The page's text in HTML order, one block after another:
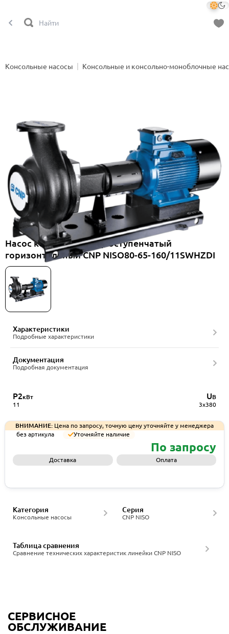
Консольные насосы Консольные и консольно-моноблочные
Насос консольный одноступенчатый
горизонтальный CNP NISO80-65-160/11SWHZDI
Характеристики
Подробные характеристики
Документация
Подробная документация
P2кВт
11
UВ
3x380
ВНИМАНИЕ: Цена по запросу, точную цену уточняйте у менеджера
без артикула
Уточняйте наличие
По запросу
Доставка Оплата
Консольные насосы
Категория
CNP NISO
Серия
Сравнение технических характеристик линейки CNP NISO
Таблица сравнения
СЕРВИСНОЕ
ОБСЛУЖИВАНИЕ